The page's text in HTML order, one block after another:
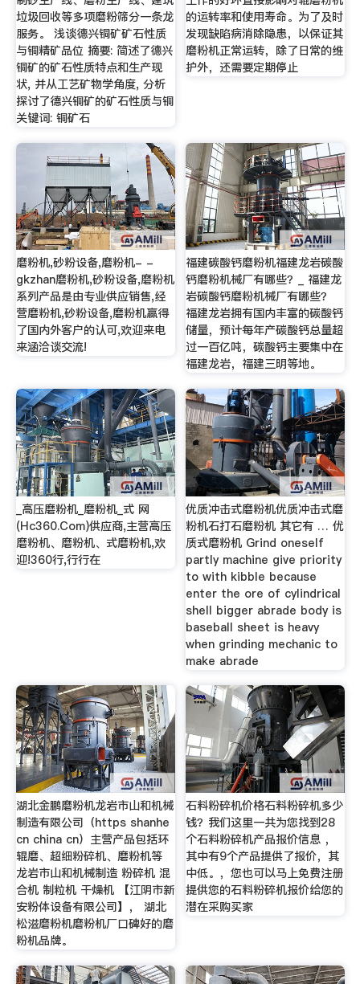
垃圾回收等多项磨粉筛分一条龙
服务。 浅谈德兴铜矿矿石性质
与铜精矿品位 摘要: 简述了德兴
铜矿的矿石性质特点和生产现
状, 并从工艺矿物学角度, 分析
探讨了德兴铜矿的矿石性质与铜
关键词: 铜矿石
的运转率和使用寿命。为了及时
发现缺陷病消除隐患，以保证其
磨粉机正常运转，除了日常的维
护外，还需要定期停止
磨粉机,砂粉设备,磨粉机- -
gkzhan磨粉机,砂粉设备,磨粉机
系列产品是由专业供应销售,经
营磨粉机,砂粉设备,磨粉机赢得
了国内外客户的认可,欢迎来电
来涵洽谈交流!
福建碳酸钙磨粉机福建龙岩碳酸
钙磨粉机械厂有哪些？_ 福建龙
岩碳酸钙磨粉机械厂有哪些？
福建龙岩拥有国内丰富的碳酸钙
储量，预计每年产碳酸钙总量超
过一百亿吨，碳酸钙主要集中在
福建龙岩，福建三明等地。
_高压磨粉机_磨粉机_式 网
(Hc360.Com)供应商,主营高压
磨粉机、磨粉机、式磨粉机,欢
迎!360行,行行在
优质冲击式磨粉机优质冲击式磨
粉机石打石磨粉机 其它有 … 优
质式磨粉机 Grind oneself
partly machine give priority
to with kibble because
enter the ore of cylindrical
shell bigger abrade body is
baseball sheet is heavy
when grinding mechanic to
make abrade
湖北金鹏磨粉机龙岩市山和机械
制造有限公司（https shanhe
cn china cn）主营产品包括环
辊磨、超细粉碎机、磨粉机等
龙岩市山和机械制造 粉碎机 混
合机 制粒机 干燥机 【江阴市新
安粉体设备有限公司】， 湖北
松滋磨粉机磨粉机厂口碑好的磨
粉机品牌。
石料粉碎机价格石料粉碎机多少
钱？我们这里一共为您找到28
个石料粉碎机产品报价信息 ，
其中有9个产品提供了报价，其
中低。，您也可以马上免费注册
提供您的石料粉碎机报价给您的
潜在采购买家